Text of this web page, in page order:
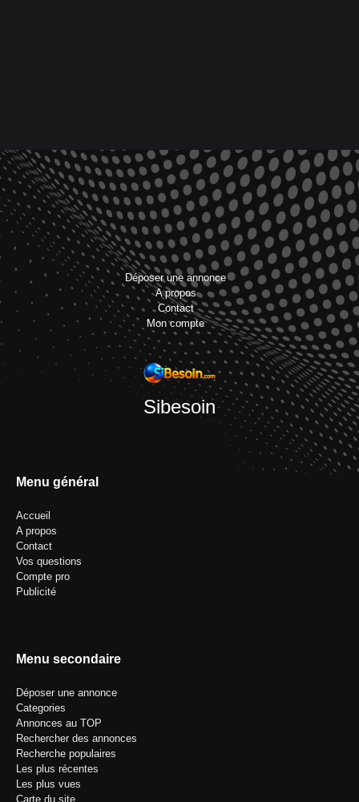
Déposer une annonce
A propos
Contact
Mon compte
Sibesoin
Menu général
Accueil
A propos
Contact
Vos questions
Compte pro
Publicité
Menu secondaire
Déposer une annonce
Categories
Annonces au TOP
Rechercher des annonces
Recherche populaires
Les plus récentes
Les plus vues
Carte du site